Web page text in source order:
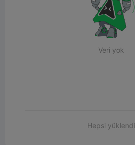
Veri yok
Hepsi yüklendi